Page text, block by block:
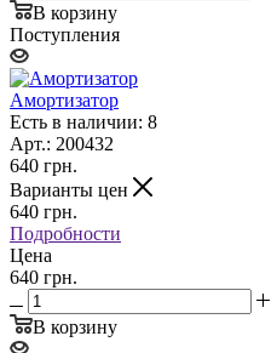
В корзину
Поступления
Амортизатор
Есть в наличии: 8
Арт.: 200432
640 грн.
Варианты цен
640 грн.
Подробности
Цена
640 грн.
В корзину